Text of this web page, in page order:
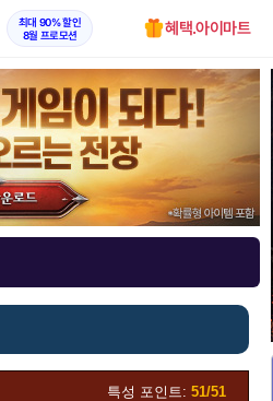
최대 90% 할인
8월 프로모션
혜택.아이마트
특성 포인트: 51/51